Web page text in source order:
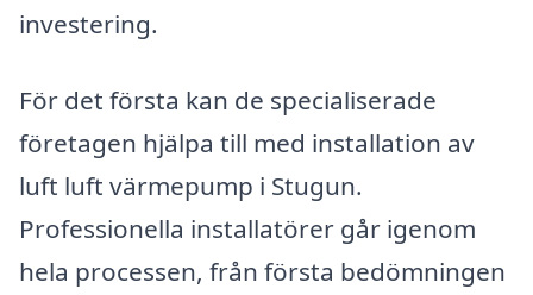
investering.
För det första kan de specialiserade
företagen hjälpa till med installation av
luft luft värmepump i Stugun.
Professionella installatörer går igenom
hela processen, från första bedömningen